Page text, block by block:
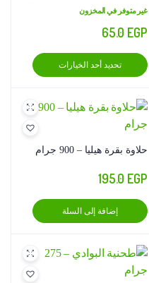
غير متوفر في المخزون
65.0 EGP
تحديد أحد الخيارات
هناك
حلاوة بقرة هيليا – 900 جرام
195.0 EGP
إضافة إلى السلة